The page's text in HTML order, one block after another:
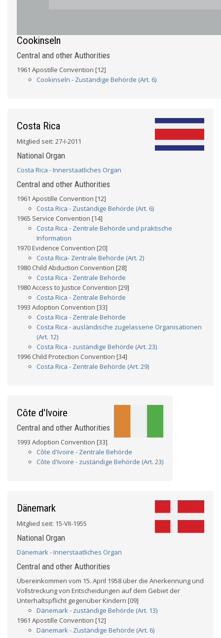
Cookinseln
Central and other Authorities
1961 Apostille Convention [12]
Cookinseln - Zuständige Behörde (Art. 6)
Costa Rica
Mitglied seit: 27-I-2011
National Organ
Costa Rica - Innerstaatliches Organ
Central and other Authorities
1961 Apostille Convention [12]
Costa Rica - Zuständige Behörde (Art. 6)
1965 Service Convention [14]
Costa Rica - Zentrale Behörde und praktische
Information
1970 Evidence Convention [20]
Costa Rica- Zentrale Behörde (Art. 2)
1980 Child Abduction Convention [28]
Costa Rica - Zentrale Behörde
1980 Access to Justice Convention [29]
Costa Rica - Zentrale Behörde
1993 Adoption Convention [33]
Costa Rica - Zentrale Behörde
Costa Rica - ausländische zugelassene Organisationen
(Art. 12)
Costa Rica - zuständige Behörde (Art. 23)
1996 Child Protection Convention [34]
Costa Rica - Zentrale Behörde (Art. 29)
Côte d'Ivoire
Central and other Authorities
1993 Adoption Convention [33]
Côte d'Ivoire - Zentrale Behörde
Côte d'Ivoire - zuständige Behörde (Art. 23)
Dänemark
Mitglied seit: 15-VII-1955
National Organ
Dänemark - Innerstaatliches Organ
Central and other Authorities
Übereinkommen vom 15. April 1958 über die Anerkennung und
Vollstreckung von Entscheidungen auf dem Gebiet der
Unterhaltspflicht gegenüber Kindern [09]
Dänemark - zuständige Behörde (Art. 13)
1961 Apostille Convention [12]
Dänemark - Zuständige Behörde (Art. 6)